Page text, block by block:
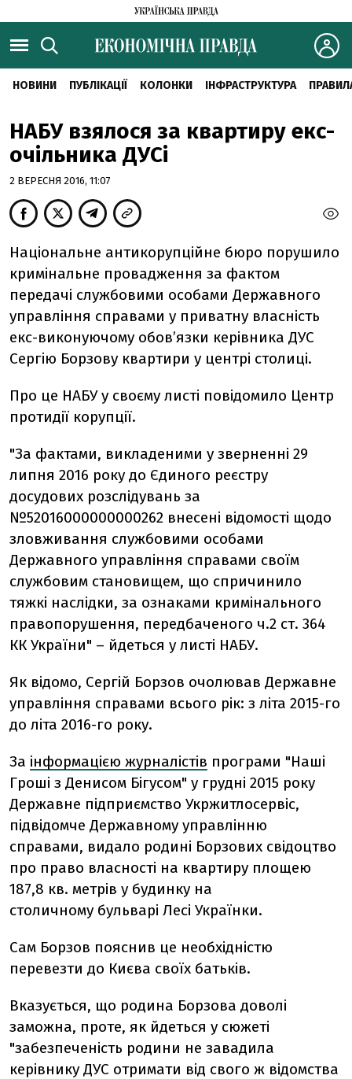
НОВИНИ ПУБЛІКАЦІЇ КОЛОНКИ ІНФРАСТРУКТУРА
НАБУ взялося за квартиру екс-
очільника ДУСі
2 ВЕРЕСНЯ 2016, 11:07
Національне антикорупційне бюро порушило
кримінальне провадження за фактом
передачі службовими особами Державного
управління справами у приватну власність
екс-виконуючому обов’язки керівника ДУС
Сергію Борзову квартири у центрі столиці.
Про це НАБУ у своєму листі повідомило Центр
протидії корупції.
"За фактами, викладеними у зверненні 29
липня 2016 року до Єдиного реєстру
досудових розслідувань за
№52016000000000262 внесені відомості щодо
зловживання службовими особами
Державного управління справами своїм
службовим становищем, що спричинило
тяжкі наслідки, за ознаками кримінального
правопорушення, передбаченого ч.2 ст. 364
КК України" – йдеться у листі НАБУ.
Як відомо, Сергій Борзов очолював Державне
управління справами всього рік: з літа 2015-го
до літа 2016-го року.
За інформацією журналістів програми "Наші
Гроші з Денисом Бігусом" у грудні 2015 року
Державне підприємство Укржитлосервіс,
підвідомче Державному управлінню
справами, видало родині Борзових свідоцтво
про право власності на квартиру площею
187,8 кв. метрів у будинку на
столичному бульварі Лесі Українки.
Сам Борзов пояснив це необхідністю
перевезти до Києва своїх батьків.
Вказується, що родина Борзова доволі
заможна, проте, як йдеться у сюжеті
"забезпеченість родини не завадила
керівнику ДУС отримати від свого ж відомства